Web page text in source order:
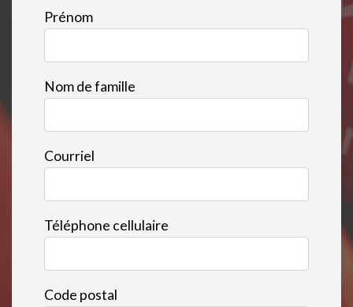
Prénom
Nom de famille
Courriel
Téléphone cellulaire
Code postal